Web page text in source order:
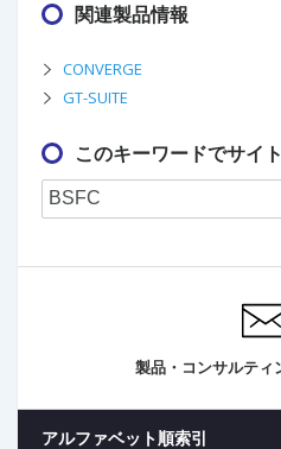
関連製品情報
CONVERGE
GT-SUITE
このキーワードでサイ
製品・コンサルティ
アルファベット順索引